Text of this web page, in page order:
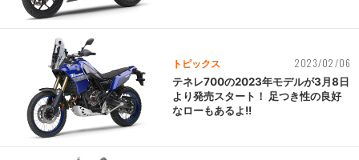
トピックス 2023/02/06
テネレ700の2023年モデルが3月8日
より発売スタート！ 足つき性の良好
なローもあるよ!!